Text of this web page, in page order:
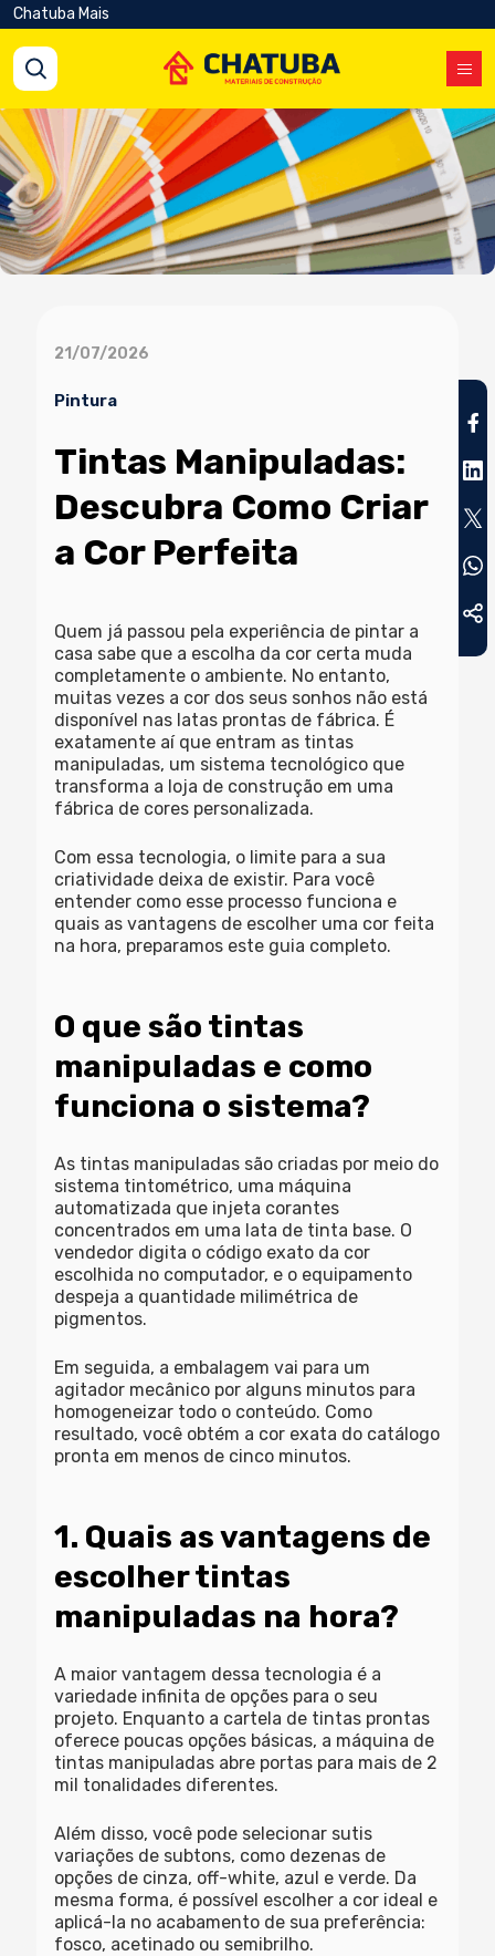
Chatuba Mais
21/07/2026
Pintura
Tintas Manipuladas:
Descubra Como Criar
a Cor Perfeita
Quem já passou pela experiência de pintar a
casa sabe que a escolha da cor certa muda
completamente o ambiente. No entanto,
muitas vezes a cor dos seus sonhos não está
disponível nas latas prontas de fábrica. É
exatamente aí que entram as tintas
manipuladas, um sistema tecnológico que
transforma a loja de construção em uma
fábrica de cores personalizada.
Com essa tecnologia, o limite para a sua
criatividade deixa de existir. Para você
entender como esse processo funciona e
quais as vantagens de escolher uma cor feita
na hora, preparamos este guia completo.
O que são tintas
manipuladas e como
funciona o sistema?
As tintas manipuladas são criadas por meio do
sistema tintométrico, uma máquina
automatizada que injeta corantes
concentrados em uma lata de tinta base. O
vendedor digita o código exato da cor
escolhida no computador, e o equipamento
despeja a quantidade milimétrica de
pigmentos.
Em seguida, a embalagem vai para um
agitador mecânico por alguns minutos para
homogeneizar todo o conteúdo. Como
resultado, você obtém a cor exata do catálogo
pronta em menos de cinco minutos.
1. Quais as vantagens de
escolher tintas
manipuladas na hora?
A maior vantagem dessa tecnologia é a
variedade infinita de opções para o seu
projeto. Enquanto a cartela de tintas prontas
oferece poucas opções básicas, a máquina de
tintas manipuladas abre portas para mais de 2
mil tonalidades diferentes.
Além disso, você pode selecionar sutis
variações de subtons, como dezenas de
opções de cinza, off-white, azul e verde. Da
mesma forma, é possível escolher a cor ideal e
aplicá-la no acabamento de sua preferência:
fosco, acetinado ou semibrilho.